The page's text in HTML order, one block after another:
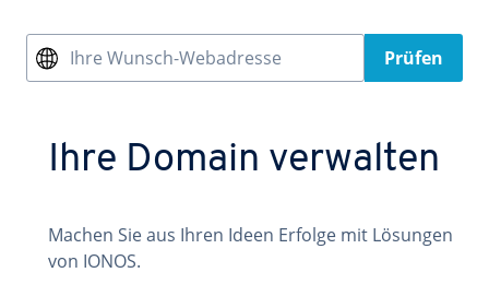
Ihre Wunsch-Webadresse Prüfen
Ihre Domain verwalten
Machen Sie aus Ihren Ideen Erfolge mit Lösungen
von IONOS.